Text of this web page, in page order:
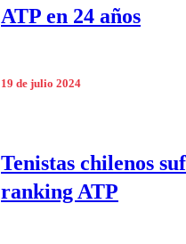
ATP en 24 años
19 de julio 2024
Tenistas chilenos
ranking ATP